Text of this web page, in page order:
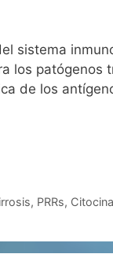
sistema
los
de los
, PRRs,